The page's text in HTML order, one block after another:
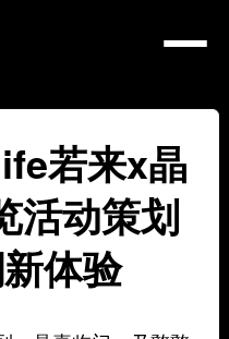
若来x晶
活动策划
体验